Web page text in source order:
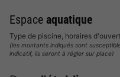
Espace aquatique
Type de piscine, horaires
(les montants indiqués sont
indicatif, ils seront à régler sur place)